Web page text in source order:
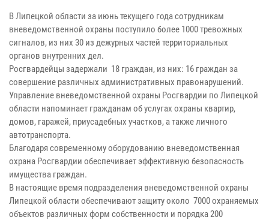
В Липецкой области за июнь текущего года сотрудникам
вневедомственной охраны поступило более 1000 тревожных
сигналов, из них 30 из дежурных частей территориальных
органов внутренних дел.
Росгвардейцы задержали 18 граждан, из них: 16 граждан за
совершение различных административных правонарушений.
Управление вневедомственной охраны Росгвардии по Липецкой
области напоминает гражданам об услугах охраны квартир,
домов, гаражей, приусадебных участков, а также личного
автотранспорта.
Благодаря современному оборудованию вневедомственная
охрана Росгвардии обеспечивает эффективную безопасность
имущества граждан.
В настоящие время подразделения вневедомственной охраны
Липецкой области обеспечивают защиту около 7000 охраняемых
объектов различных форм собственности и порядка 200